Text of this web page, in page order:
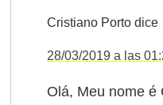
Cristiano Porto dice
28/03/2019 a las
Olá, Meu nome é